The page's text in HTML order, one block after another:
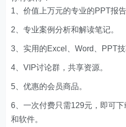
1、价值上万元的专业的PPT报告
2、专业案例分析和解读笔记。
3、实用的Excel、Word、PPT技
4、VIP讨论群，共享资源。
5、优惠的会员商品。
6、一次付费只需129元，即可
和软件。